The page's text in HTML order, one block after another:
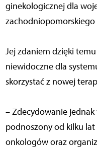
ginekologicznej dla
zachodniopomorskiego
Jej zdaniem dzięki
niewidoczne dla
skorzystać z nowej
– Zdecydowanie
podnoszony od kilku
onkologów oraz